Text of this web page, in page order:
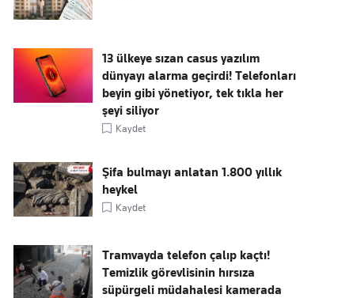
13 ülkeye sızan casus yazılım
dünyayı alarma geçirdi! Telefonları
beyin gibi yönetiyor, tek tıkla her
şeyi siliyor
Kaydet
Şifa bulmayı anlatan 1.800 yıllık
heykel
Kaydet
Tramvayda telefon çalıp kaçtı!
Temizlik görevlisinin hırsıza
süpürgeli müdahalesi kamerada